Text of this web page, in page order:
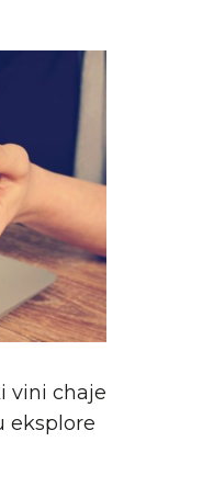
vini chaje
eksplore